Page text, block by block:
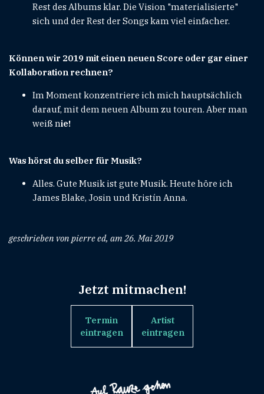
Rest des Albums klar. Die Vision "materialisierte"
sich und der Rest der Songs kam viel einfacher.
Können wir 2019 mit einen neuen Score oder gar einer
Kollaboration rechnen?
Im Moment konzentriere ich mich hauptsächlich
darauf, mit dem neuen Album zu touren. Aber man
weiß nie!
Was hörst du selber für Musik?
Alles. Gute Musik ist gute Musik. Heute höre ich
James Blake, Josin und Kristín Anna.
geschrieben von pierre ed, am 26. Mai 2019
Jetzt mitmachen!
Termin
eintragen
Artist
eintragen